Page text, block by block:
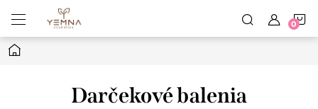
obsah
Domov
Darčekové balenia